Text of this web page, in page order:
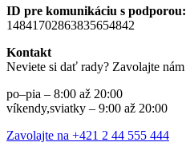
ID pre komunikáciu s podporou:
14841702863835654842
Kontakt
Neviete si dať rady? Zavolajte nám
po–pia – 8:00 až 20:00
víkendy,sviatky – 9:00 až 20:00
Zavolajte na +421 2 44 555 444